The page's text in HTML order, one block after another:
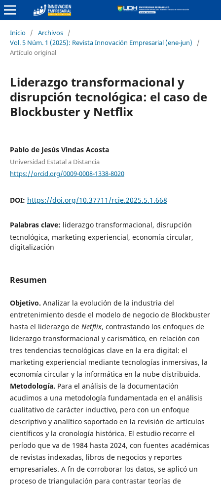
Inicio / Archivos /
Vol. 5 Núm. 1 (2025): Revista Innovación Empresarial (ene-jun)
/
Artículo original
Liderazgo transformacional y
disrupción tecnológica: el caso de
Blockbuster y Netflix
Pablo de Jesús Vindas Acosta
Universidad Estatal a Distancia
https://orcid.org/0009-0008-1338-8020
DOI: https://doi.org/10.37711/rcie.2025.5.1.668
Palabras clave: liderazgo transformacional, disrupción
tecnológica, marketing experiencial, economía circular,
digitalización
Resumen
Objetivo. Analizar la evolución de la industria del
entretenimiento desde el modelo de negocio de Blockbuster
hasta el liderazgo de Netflix, contrastando los enfoques de
liderazgo transformacional y carismático, en relación con
tres tendencias tecnológicas clave en la era digital: el
marketing experiencial mediante tecnologías inmersivas, la
economía circular y la informática en la nube distribuida.
Metodología. Para el análisis de la documentación
acudimos a una metodología fundamentada en el análisis
cualitativo de carácter inductivo, pero con un enfoque
descriptivo y analítico soportado en la revisión de artículos
científicos y la cronología histórica. El estudio recorre el
período que va de 1984 hasta 2024, con fuentes académicas
de revistas indexadas, libros de negocios y reportes
empresariales. A fn de corroborar los datos, se aplicó un
proceso de triangulación para contrastar teorías de